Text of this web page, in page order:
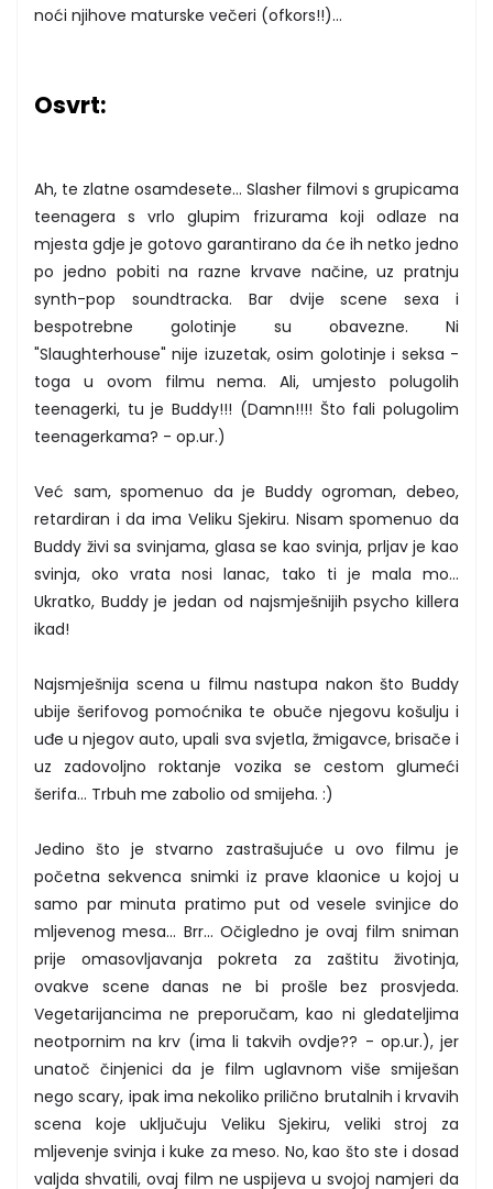
noći njihove maturske večeri (ofkors!!)...
Osvrt:
Ah, te zlatne osamdesete... Slasher filmovi s grupicama
teenagera s vrlo glupim frizurama koji odlaze na
mjesta gdje je gotovo garantirano da će ih netko jedno
po jedno pobiti na razne krvave načine, uz pratnju
synth-pop soundtracka. Bar dvije scene sexa i
bespotrebne golotinje su obavezne. Ni
"Slaughterhouse" nije izuzetak, osim golotinje i seksa -
toga u ovom filmu nema. Ali, umjesto polugolih
teenagerki, tu je Buddy!!! (Damn!!!! Što fali polugolim
teenagerkama? - op.ur.)
Već sam, spomenuo da je Buddy ogroman, debeo,
retardiran i da ima Veliku Sjekiru. Nisam spomenuo da
Buddy živi sa svinjama, glasa se kao svinja, prljav je kao
svinja, oko vrata nosi lanac, tako ti je mala mo...
Ukratko, Buddy je jedan od najsmješnijih psycho killera
ikad!
Najsmješnija scena u filmu nastupa nakon što Buddy
ubije šerifovog pomoćnika te obuče njegovu košulju i
uđe u njegov auto, upali sva svjetla, žmigavce, brisače i
uz zadovoljno roktanje vozika se cestom glumeći
šerifa... Trbuh me zabolio od smijeha. :)
Jedino što je stvarno zastrašujuće u ovo filmu je
početna sekvenca snimki iz prave klaonice u kojoj u
samo par minuta pratimo put od vesele svinjice do
mljevenog mesa... Brr... Očigledno je ovaj film sniman
prije omasovljavanja pokreta za zaštitu životinja,
ovakve scene danas ne bi prošle bez prosvjeda.
Vegetarijancima ne preporučam, kao ni gledateljima
neotpornim na krv (ima li takvih ovdje?? - op.ur.), jer
unatoč činjenici da je film uglavnom više smiješan
nego scary, ipak ima nekoliko prilično brutalnih i krvavih
scena koje uključuju Veliku Sjekiru, veliki stroj za
mljevenje svinja i kuke za meso. No, kao što ste i dosad
valjda shvatili, ovaj film ne uspijeva u svojoj namjeri da